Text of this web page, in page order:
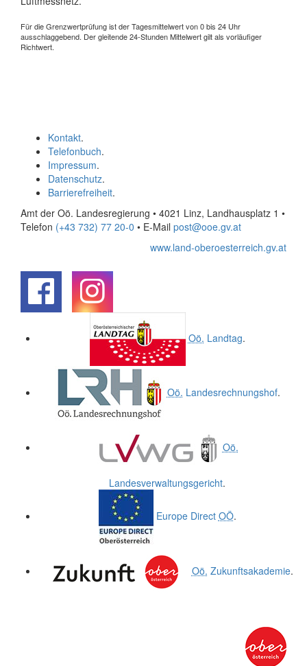
Für die Grenzwertprüfung ist der Tagesmittelwert von 0 bis 24 Uhr
ausschlaggebend. Der gleitende 24-Stunden Mittelwert gilt als vorläufiger
Richtwert.
Kontakt.
Telefonbuch.
Impressum.
Datenschutz.
Barrierefreiheit.
Amt der Oö. Landesregierung • 4021 Linz, Landhausplatz 1 •
Telefon (+43 732) 77 20-0 • E-Mail post@ooe.gv.at
www.land-oberoesterreich.gv.at
Oö. Landtag.
Oö. Landesrechnungshof.
Oö.
Landesverwaltungsgericht.
Europe Direct OÖ.
Oö. Zukunftsakademie.